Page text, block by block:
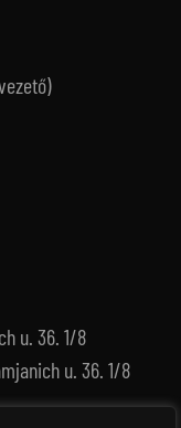
u. 36. 1/8
u. 36. 1/8